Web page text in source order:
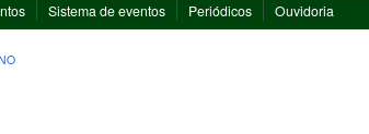
Sistema de eventos Periódicos Ouvidoria